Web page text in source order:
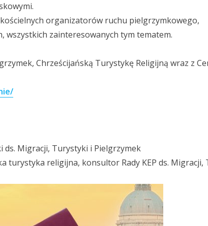
organizatorów ruchu pielgrzymkowego,
wszystkich zainteresowanych tym tematem.
Chrześcijańską Turystykę Religijną wraz z
ds. Migracji, Turystyki i Pielgrzymek
turystyka religijna, konsultor Rady KEP ds. Migracji,